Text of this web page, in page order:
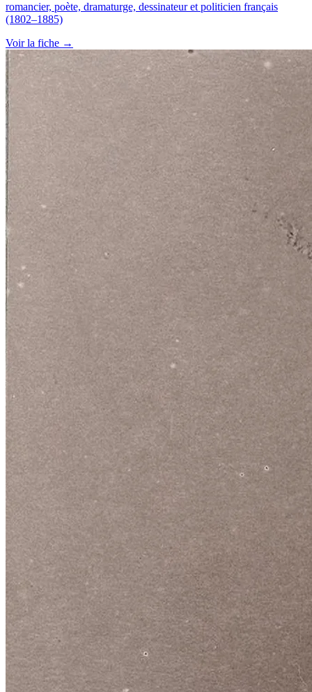
romancier, poète, dramaturge, dessinateur et politicien français
(1802–1885)
Voir la fiche →